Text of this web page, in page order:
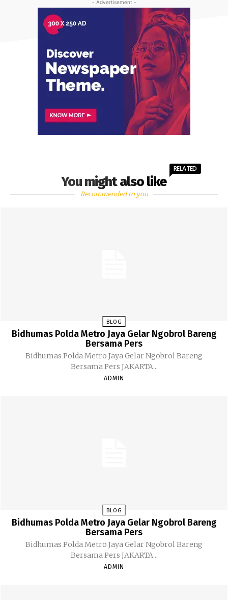
- Advertisement -
You might also like
RELATED
Recommended to you
BLOG
Bidhumas Polda Metro Jaya Gelar Ngobrol Bareng
Bersama Pers
Bidhumas Polda Metro Jaya Gelar Ngobrol Bareng
Bersama Pers JAKARTA...
ADMIN
BLOG
Bidhumas Polda Metro Jaya Gelar Ngobrol Bareng
Bersama Pers
Bidhumas Polda Metro Jaya Gelar Ngobrol Bareng
Bersama Pers JAKARTA...
ADMIN